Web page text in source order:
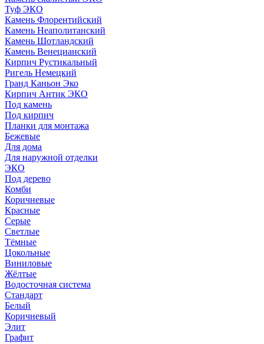
Туф ЭКО
Камень Флорентийский
Камень Неаполитанский
Камень Шотландский
Камень Венецианский
Кирпич Рустикальный
Ригель Немецкий
Гранд Каньон Эко
Кирпич Антик ЭКО
Под камень
Под кирпич
Планки для монтажа
Бежевые
Для дома
Для наружной отделки
ЭКO
Под дерево
Комби
Коричневые
Красные
Серые
Светлые
Тёмные
Цокольные
Виниловые
Жёлтые
Водосточная система
Стандарт
Белый
Коричневый
Элит
Графит